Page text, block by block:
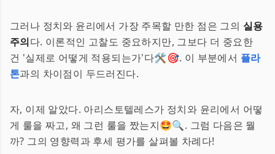
그러나 정치와 윤리에서 가장 주목할 만한 점은 그의 실용
주의다. 이론적인 고찰도 중요하지만, 그보다 더 중요한
건 '실제로 어떻게 적용되는가'다🛠️🎯. 이 부분에서 플라
톤과의 차이점이 두드러진다.
자, 이제 알았다. 아리스토텔레스가 정치와 윤리에서 어떻
게 룰을 짜고, 왜 그런 룰을 짰는지🤩🔍. 그럼 다음은 뭘
까? 그의 영향력과 후세 평가를 살펴볼 차례다!